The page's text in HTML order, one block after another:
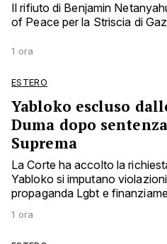
Il rifiuto di Benjamin
of Peace per la Striscia di
1 ora
ESTERO
Yabloko escluso
Duma dopo
Suprema
La Corte ha accolto la
Yabloko si imputano
propaganda Lgbt e
1 ora